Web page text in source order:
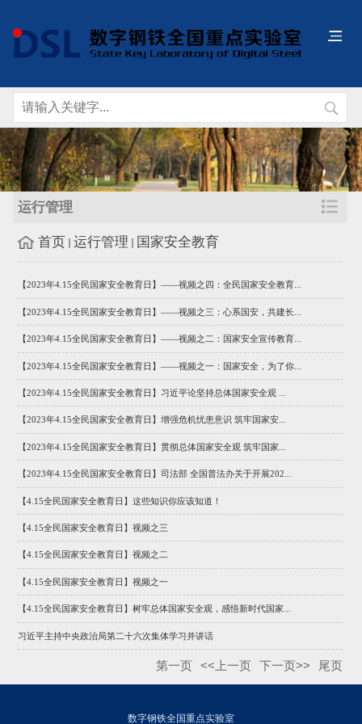
运行管理
首页 运行管理 国家安全教育
【2023年4.15全民国家安全教育日】——视频之四：全民国家安全教育...
【2023年4.15全民国家安全教育日】——视频之三：心系国安，共建长...
【2023年4.15全民国家安全教育日】——视频之二：国家安全宣传教育...
【2023年4.15全民国家安全教育日】——视频之一：国家安全，为了你...
【2023年4.15全民国家安全教育日】习近平论坚持总体国家安全观 ...
【2023年4.15全民国家安全教育日】增强危机忧患意识 筑牢国家安...
【2023年4.15全民国家安全教育日】贯彻总体国家安全观 筑牢国家...
【2023年4.15全民国家安全教育日】司法部 全国普法办关于开展202...
【4.15全民国家安全教育日】这些知识你应该知道！
【4.15全民国家安全教育日】视频之三
【4.15全民国家安全教育日】视频之二
【4.15全民国家安全教育日】视频之一
【4.15全民国家安全教育日】树牢总体国家安全观，感悟新时代国家...
习近平主持中央政治局第二十六次集体学习并讲话
第一页 <<上一页 下一页>> 尾页
数字钢铁全国重点实验室